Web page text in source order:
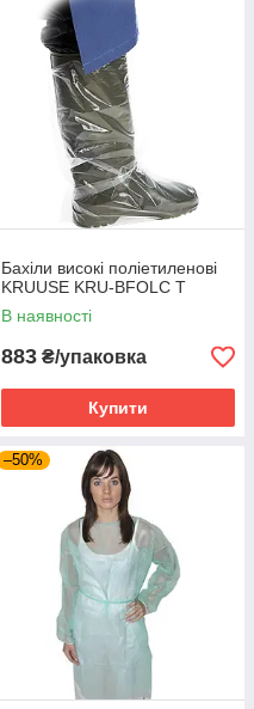
Бахіли високі поліетиленові
KRUUSE KRU-BFOLC T
В наявності
883 ₴/упаковка
Купити
–50%